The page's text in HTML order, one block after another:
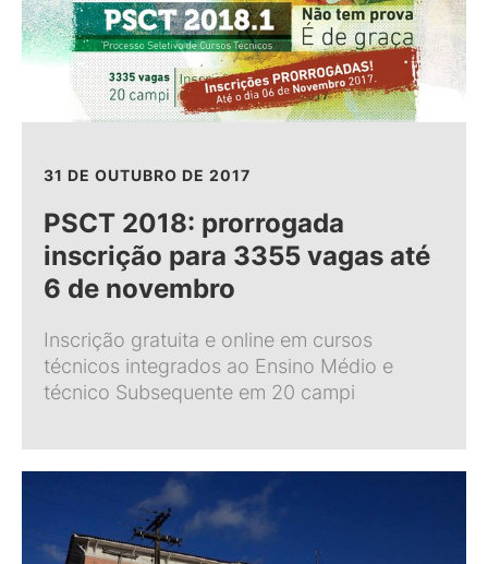
31 DE OUTUBRO DE 2017
PSCT 2018: prorrogada
inscrição para 3355 vagas até
6 de novembro
Inscrição gratuita e online em cursos
técnicos integrados ao Ensino Médio e
técnico Subsequente em 20 campi